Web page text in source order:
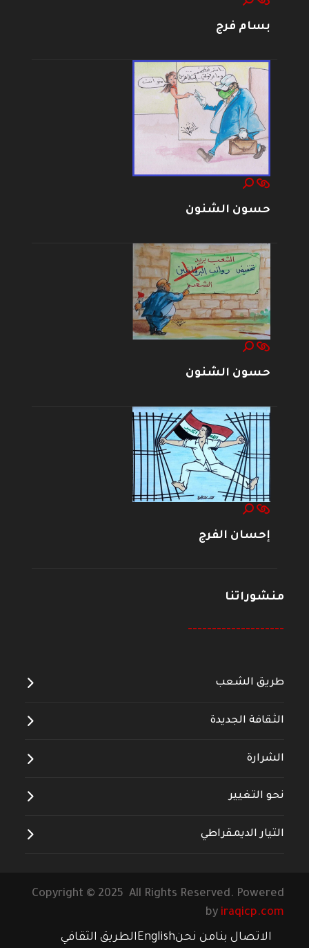
بسام فرج
حسون الشنون
حسون الشنون
إحسان الفرج
منشوراتنا
--------------------
طريق الشعب
الثقافة الجديدة
الشرارة
نحو التغيير
التيار الديمقراطي
Copyright © 2025 All Rights Reserved. Powered
by iraqicp.com
الاتصال بنامن نحنEnglishالطريق الثقافي